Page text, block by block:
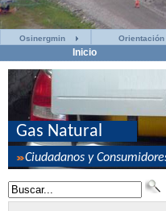
Osinergmin
Inicio